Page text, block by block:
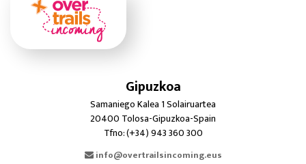
Gipuzkoa
Samaniego Kalea 1 Solairuartea
20400 Tolosa-Gipuzkoa-Spain
Tfno: (+34) 943 360 300
info@overtrailsincoming.eus